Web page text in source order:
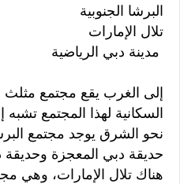
البرشا الجنوبية
تلال الإمارات
مدينة دبي الرياضية
نحو الشرق يوجد مجتمع
حديقة دبي المعجزة
هناك تلال الإمارات، وهي